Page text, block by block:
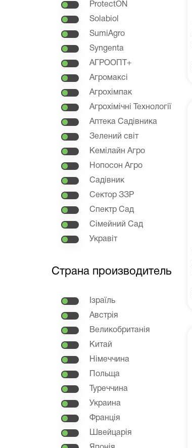
ProtectON
Solabiol
SumiAgro
Syngenta
АГРООПТ+
Агромаксі
Агрохімпак
Агрохімічні Технології
Аптека Садівника
Зелений світ
Кемілайн Агро
Нопосон Агро
Садівник
Сектор ЗЗР
Спектр Сад
Сімейний Сад
Укравіт
Страна производитель
Ізраїль
Австрія
Великобританія
Китай
Німеччина
Польща
Туреччина
Украина
Франція
Швейцарія